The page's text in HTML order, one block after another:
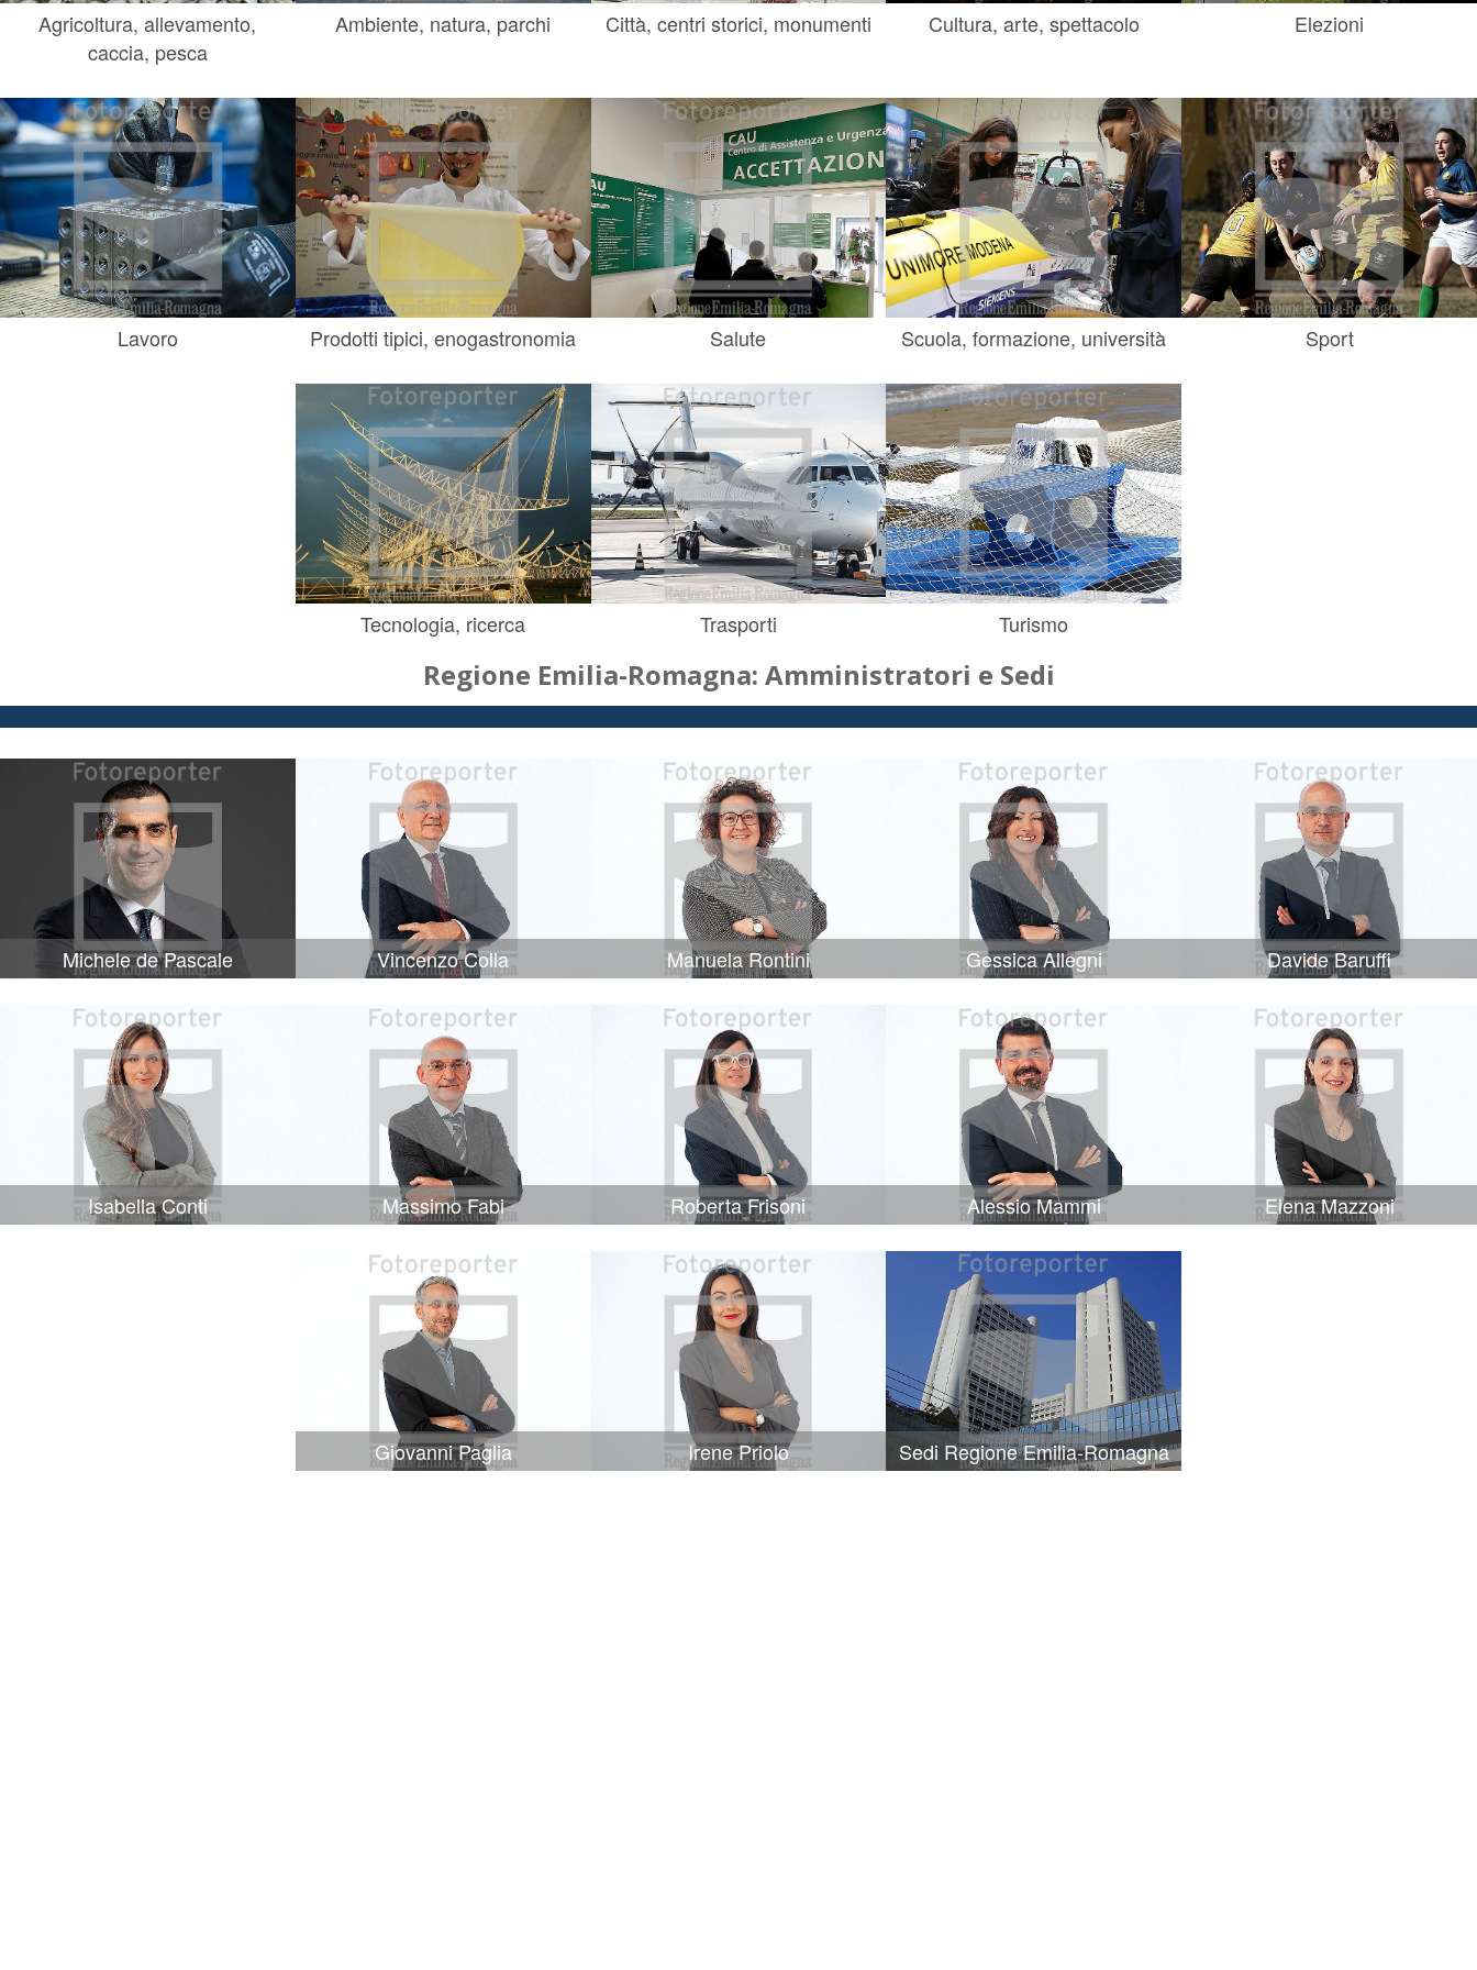
Agricoltura, allevamento,
caccia, pesca
Ambiente, natura, parchi Città, centri storici, monumenti Cultura, arte, spettacolo Elezioni
Lavoro Prodotti tipici, enogastronomia Salute Scuola, formazione, università Sport
Tecnologia, ricerca Trasporti Turismo
Regione Emilia-Romagna: Amministratori e Sedi
Michele de Pascale Vincenzo Colla Manuela Rontini Gessica Allegni Davide Baruffi
Isabella Conti Massimo Fabi Roberta Frisoni Alessio Mammi Elena Mazzoni
Giovanni Paglia Irene Priolo Sedi Regione Emilia-Romagna